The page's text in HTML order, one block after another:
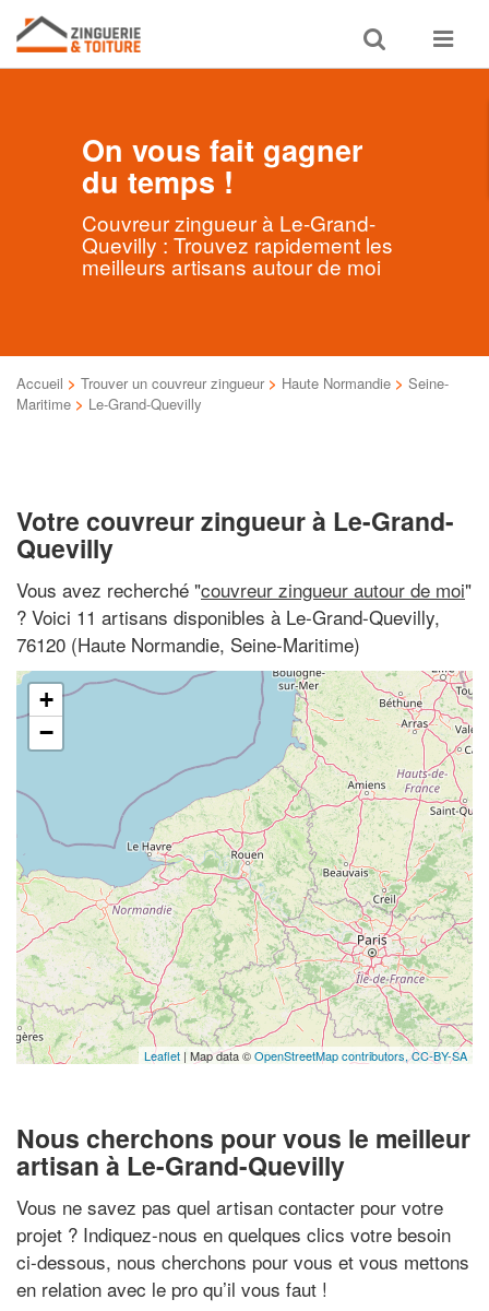
Toggle
search
Toggle
On vous fait gagner
du temps !
Couvreur zingueur à Le-Grand-
Quevilly : Trouvez rapidement les
meilleurs artisans autour de moi
Accueil > Trouver un couvreur zingueur > Haute Normandie > Seine-
Maritime > Le-Grand-Quevilly
Votre couvreur zingueur à Le-Grand-
Quevilly
Vous avez recherché "couvreur zingueur autour de moi"
? Voici 11 artisans disponibles à Le-Grand-Quevilly,
76120 (Haute Normandie, Seine-Maritime)
+
−
Leaflet | Map data ©OpenStreetMap contributors,CC-BY-SA
Nous cherchons pour vous le meilleur
artisan à Le-Grand-Quevilly
Vous ne savez pas quel artisan contacter pour votre
projet ? Indiquez-nous en quelques clics votre besoin
ci-dessous, nous cherchons pour vous et vous mettons
en relation avec le pro qu’il vous faut !